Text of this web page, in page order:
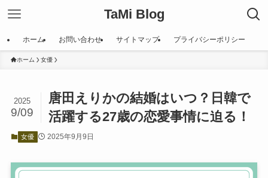
TaMi Blog
ホーム お問い合わせ サイトマップ プライバシーポリシー
ホーム 女優
唐田えりかの結婚はいつ？日韓で
活躍する27歳の恋愛事情に迫る！
2025
9/09
女優 2025年9月9日